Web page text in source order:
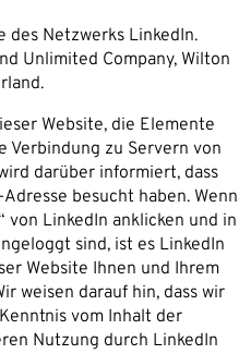
des Netzwerks LinkedIn.
Unlimited Company, Wilton
Website, die Elemente
Verbindung zu Servern von
darüber informiert, dass
besucht haben. Wenn
von LinkedIn anklicken und in
sind, ist es LinkedIn
Website Ihnen und Ihrem
weisen darauf hin, dass wir
vom Inhalt der
Nutzung durch LinkedIn